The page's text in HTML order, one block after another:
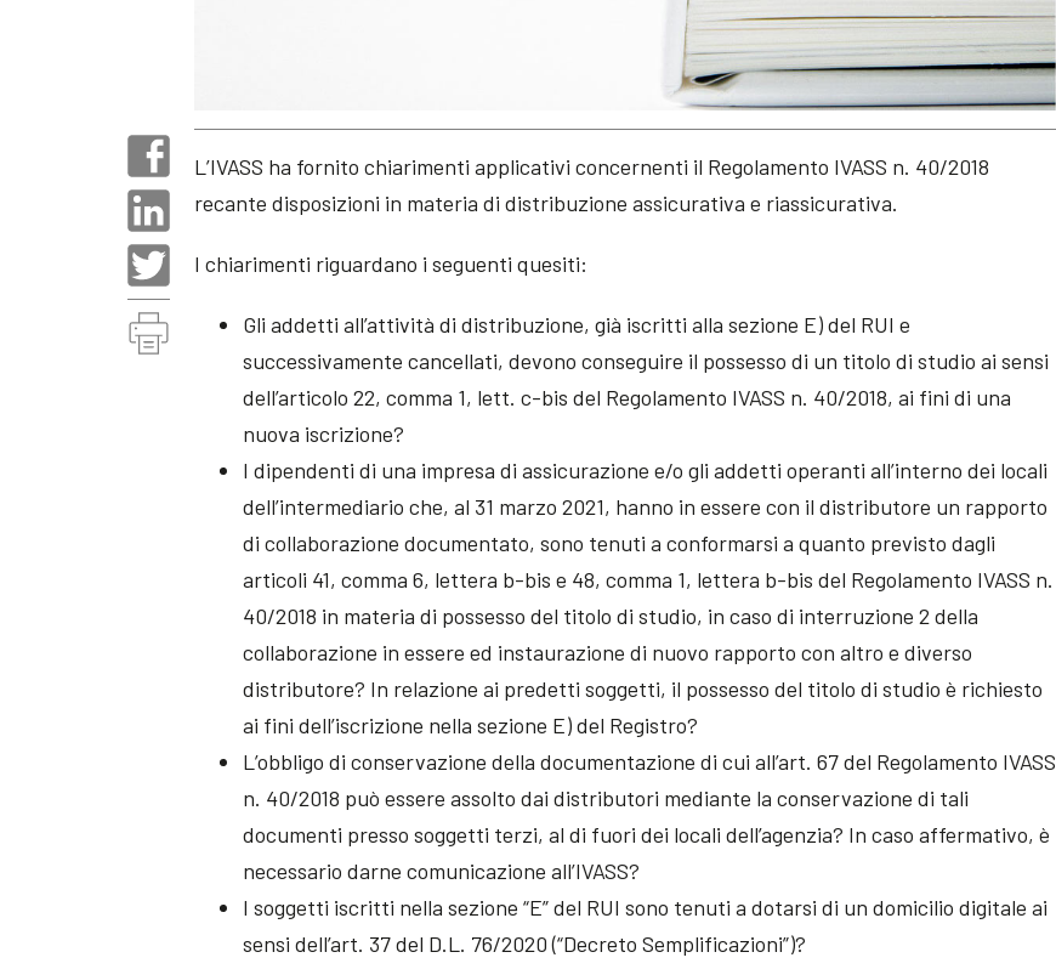
L’IVASS ha fornito chiarimenti applicativi concernenti il Regolamento IVASS n. 40/2018
recante disposizioni in materia di distribuzione assicurativa e riassicurativa.
I chiarimenti riguardano i seguenti quesiti:
Gli addetti all’attività di distribuzione, già iscritti alla sezione E) del RUI e
successivamente cancellati, devono conseguire il possesso di un titolo di studio ai sensi
dell’articolo 22, comma 1, lett. c-bis del Regolamento IVASS n. 40/2018, ai fini di una
nuova iscrizione?
I dipendenti di una impresa di assicurazione e/o gli addetti operanti all’interno dei locali
dell’intermediario che, al 31 marzo 2021, hanno in essere con il distributore un rapporto
di collaborazione documentato, sono tenuti a conformarsi a quanto previsto dagli
articoli 41, comma 6, lettera b-bis e 48, comma 1, lettera b-bis del Regolamento IVASS n.
40/2018 in materia di possesso del titolo di studio, in caso di interruzione 2 della
collaborazione in essere ed instaurazione di nuovo rapporto con altro e diverso
distributore? In relazione ai predetti soggetti, il possesso del titolo di studio è richiesto
ai fini dell’iscrizione nella sezione E) del Registro?
L’obbligo di conservazione della documentazione di cui all’art. 67 del Regolamento IVASS
n. 40/2018 può essere assolto dai distributori mediante la conservazione di tali
documenti presso soggetti terzi, al di fuori dei locali dell’agenzia? In caso affermativo, è
necessario darne comunicazione all’IVASS?
I soggetti iscritti nella sezione “E” del RUI sono tenuti a dotarsi di un domicilio digitale ai
sensi dell’art. 37 del D.L. 76/2020 (“Decreto Semplificazioni”)?